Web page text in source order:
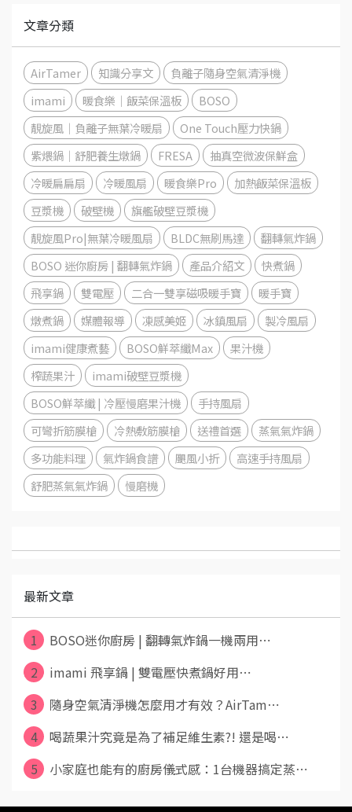
文章分類
AirTamer 知識分享文
負離子隨身空氣清淨機
imami
暖食樂｜飯菜保溫板
BOSO
靚旋風｜負離子無葉冷暖扇
One Touch壓力快鍋
紫煨鍋｜舒肥養生燉鍋
FRESA
抽真空微波保鮮盒
冷暖扁扁扇
冷暖風扇 暖食樂Pro
加熱飯菜保溫板
豆漿機
破壁機
旗艦破壁豆漿機
靚旋風Pro|無葉冷暖風扇
BLDC無刷馬達
翻轉氣炸鍋
BOSO 迷你廚房 | 翻轉氣炸鍋
產品介紹文
快煮鍋
飛享鍋
雙電壓 二合一雙享磁吸暖手寶
暖手寶
燉煮鍋
媒體報導 凍感美姬 冰鎮風扇
製冷風扇
imami健康煮藝
BOSO鮮萃纖Max
果汁機
榨蔬果汁
imami破壁豆漿機
BOSO鮮萃纖 | 冷壓慢磨果汁機
手持風扇
可彎折筋膜槍
冷熱敷筋膜槍 送禮首選
蒸氣氣炸鍋
多功能料理
氣炸鍋食譜 颶風小折
高速手持風扇
舒肥蒸氣氣炸鍋
慢磨機
最新文章
1
BOSO迷你廚房 | 翻轉氣炸鍋一機兩用⋯
2
imami 飛享鍋 | 雙電壓快煮鍋好用⋯
3
隨身空氣清淨機怎麼用才有效？AirTam⋯
4
喝蔬果汁究竟是為了補足維生素?! 還是喝⋯
5
小家庭也能有的廚房儀式感：1台機器搞定蒸⋯